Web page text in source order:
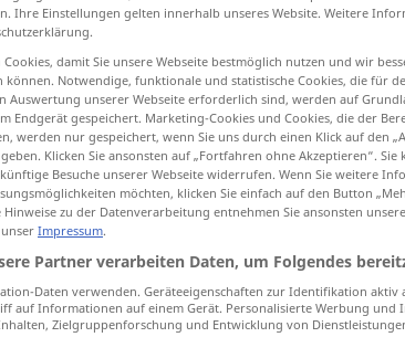
Ihre Einstellungen gelten innerhalb unseres Website. Weitere
damit Sie unsere Webseite bestmöglich nutzen und wir
können. Notwendige, funktionale und statistische Cookies, die für
Auswertung unserer Webseite erforderlich sind, werden auf
Endgerät gespeichert. Marketing-Cookies und Cookies, die der
werden nur gespeichert, wenn Sie uns durch einen Klick auf den
Klicken Sie ansonsten auf „Fortfahren ohne Akzeptieren“.
Besuche unserer Webseite widerrufen. Wenn Sie weitere
möchten, klicken Sie einfach auf den Button
Hinweise zu der Datenverarbeitung entnehmen Sie ansonsten
Impressum.
Partner verarbeiten Daten, um Folgendes
Daten verwenden. Geräteeigenschaften zur Identifikation aktiv
auf Informationen auf einem Gerät. Personalisierte Werbung und
Zielgruppenforschung und Entwicklung von